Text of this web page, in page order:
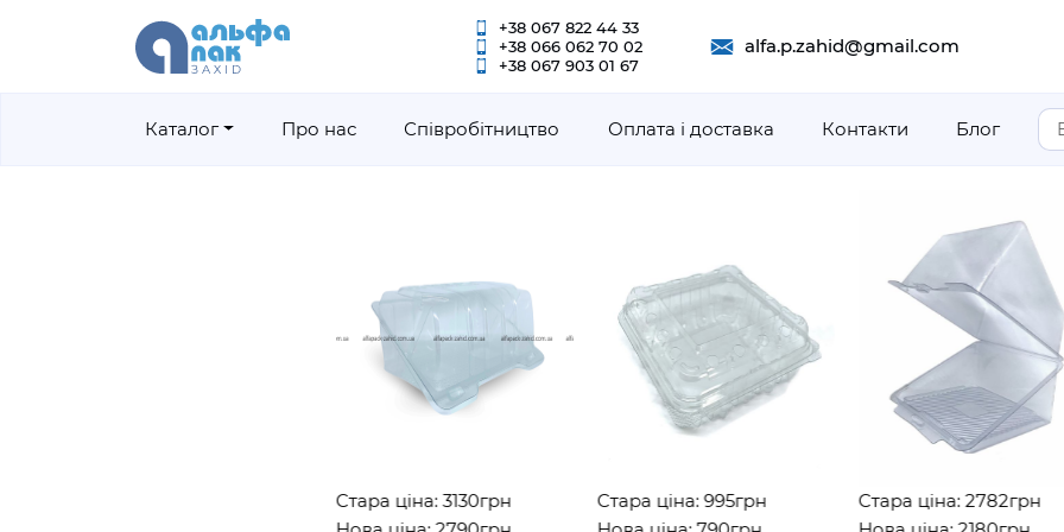
+38 067 822 44 33
+38 066 062 70 02
+38 067 903 01 67
alfa.p.zahid@gmail.com
Каталог Про нас Співробітництво Оплата і доставка Контакти Блог
Стара ціна: 3130грн
Стара ціна: 995грн
Стара ціна: 2782грн